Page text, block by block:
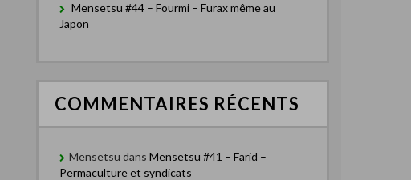
Mensetsu #44 – Fourmi – Furax même au
Japon
COMMENTAIRES RÉCENTS
Mensetsu dans Mensetsu #41 – Farid –
Permaculture et syndicats